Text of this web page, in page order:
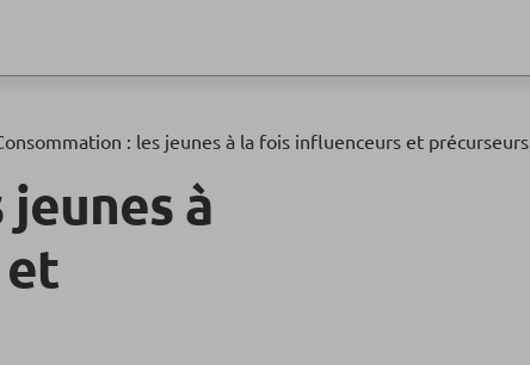
: les jeunes à la fois influenceurs et précurseurs
à